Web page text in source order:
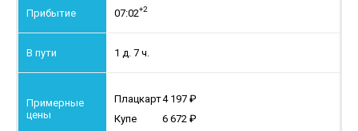
07:02+2
1 д. 7 ч.
Плацкарт4 197
Купе
6 672